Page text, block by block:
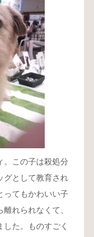
。この子は殺処分
グとして教育され
ってもかわいい子
れられなくて、
た。ものすごく